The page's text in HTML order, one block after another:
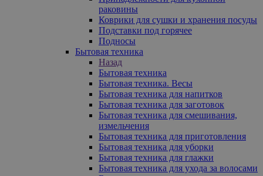
раковины
Коврики для сушки и хранения посуды
Подставки под горячее
Подносы
Бытовая техника
Назад
Бытовая техника
Бытовая техника. Весы
Бытовая техника для напитков
Бытовая техника для заготовок
Бытовая техника для смешивания,
измельчения
Бытовая техника для приготовления
Бытовая техника для уборки
Бытовая техника для глажки
Бытовая техника для ухода за волосами